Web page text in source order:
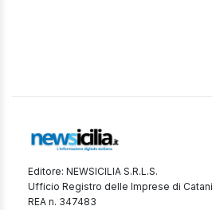
Editore: NEWSICILIA S.R.L.S.
Ufficio Registro delle Imprese di
REA n. 347483